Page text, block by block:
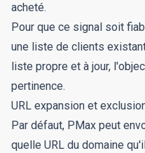
acheté.
Pour que ce signal soit
une liste de clients
liste propre et à jour,
pertinence.
URL expansion et
Par défaut, PMax peut
quelle URL du domaine